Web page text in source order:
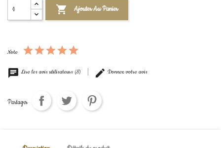
 Ajouter Au Panier
Note
Lire les avis utilisateurs (8) Donnez votre avis
Partager